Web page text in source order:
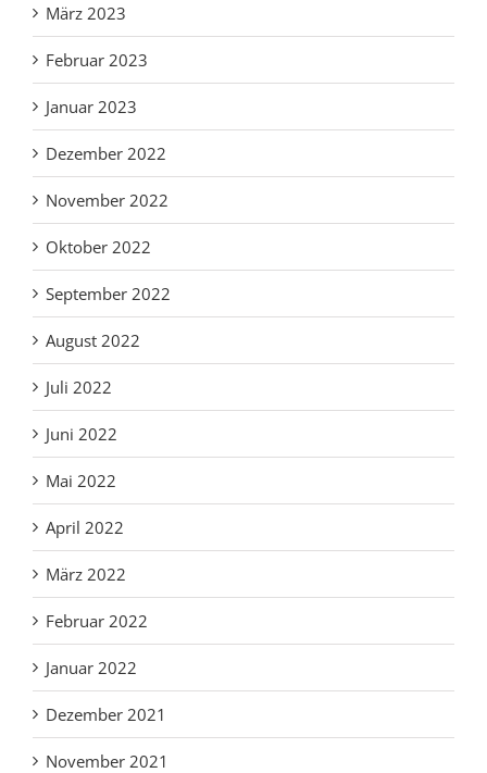
März 2023
Februar 2023
Januar 2023
Dezember 2022
November 2022
Oktober 2022
September 2022
August 2022
Juli 2022
Juni 2022
Mai 2022
April 2022
März 2022
Februar 2022
Januar 2022
Dezember 2021
November 2021